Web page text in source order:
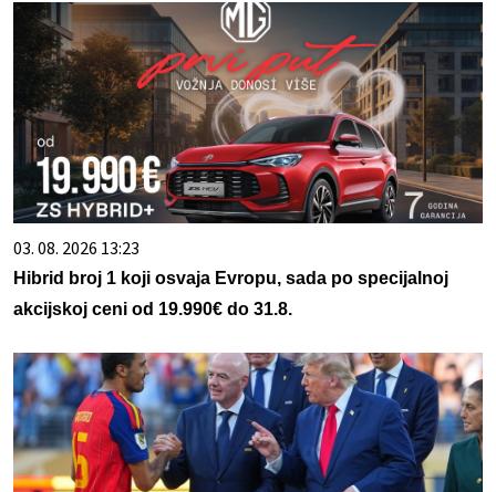
03. 08. 2026 13:23
Hibrid broj 1 koji osvaja Evropu, sada po specijalnoj
akcijskoj ceni od 19.990€ do 31.8.